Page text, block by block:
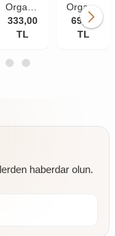
Organik
Bitkim
Damla
10 gr
333,00
TL
Organik
Bitkim
Zerdeçal
69,00
TL
haberdar olun.